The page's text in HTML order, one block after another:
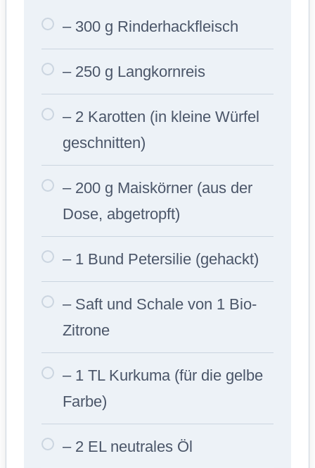
– 300 g Rinderhackfleisch
– 250 g Langkornreis
– 2 Karotten (in kleine Würfel
geschnitten)
– 200 g Maiskörner (aus der
Dose, abgetropft)
– 1 Bund Petersilie (gehackt)
– Saft und Schale von 1 Bio-
Zitrone
– 1 TL Kurkuma (für die gelbe
Farbe)
– 2 EL neutrales Öl